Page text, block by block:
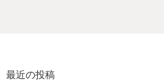
最近の投稿